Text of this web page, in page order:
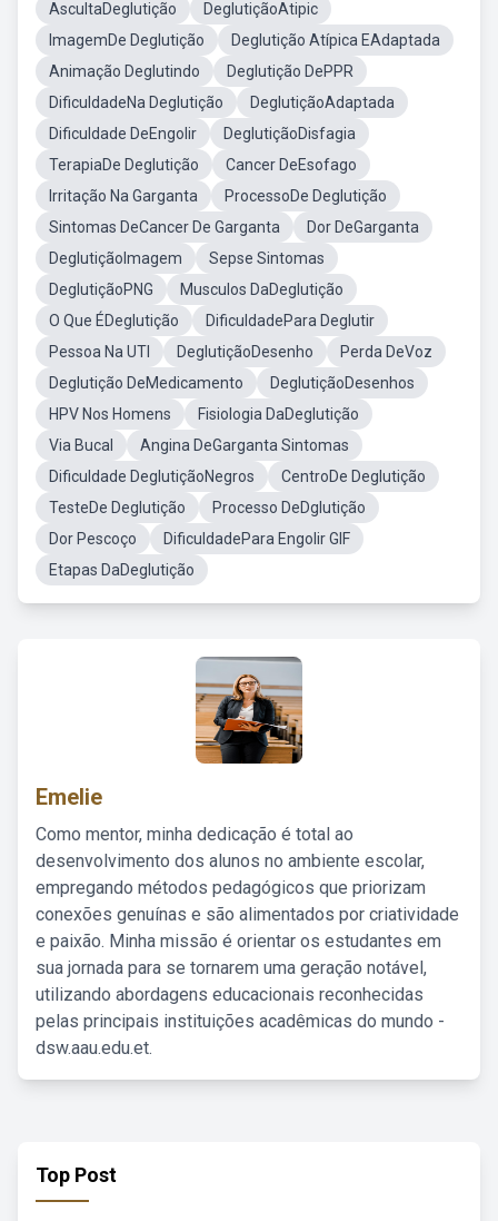
AscultaDeglutição
DeglutiçãoAtipic
ImagemDe Deglutição
Deglutição Atípica EAdaptada
Animação Deglutindo
Deglutição DePPR
DificuldadeNa Deglutição
DeglutiçãoAdaptada
Dificuldade DeEngolir
DeglutiçãoDisfagia
TerapiaDe Deglutição
Cancer DeEsofago
Irritação Na Garganta
ProcessoDe Deglutição
Sintomas DeCancer De Garganta
Dor DeGarganta
DeglutiçãoImagem
Sepse Sintomas
DeglutiçãoPNG
Musculos DaDeglutição
O Que ÉDeglutição
DificuldadePara Deglutir
Pessoa Na UTI
DeglutiçãoDesenho
Perda DeVoz
Deglutição DeMedicamento
DeglutiçãoDesenhos
HPV Nos Homens
Fisiologia DaDeglutição
Via Bucal
Angina DeGarganta Sintomas
Dificuldade DeglutiçãoNegros
CentroDe Deglutição
TesteDe Deglutição
Processo DeDglutição
Dor Pescoço
DificuldadePara Engolir GIF
Etapas DaDeglutição
Emelie
Como mentor, minha dedicação é total ao
desenvolvimento dos alunos no ambiente escolar,
empregando métodos pedagógicos que priorizam
conexões genuínas e são alimentados por criatividade
e paixão. Minha missão é orientar os estudantes em
sua jornada para se tornarem uma geração notável,
utilizando abordagens educacionais reconhecidas
pelas principais instituições acadêmicas do mundo -
dsw.aau.edu.et.
Top Post